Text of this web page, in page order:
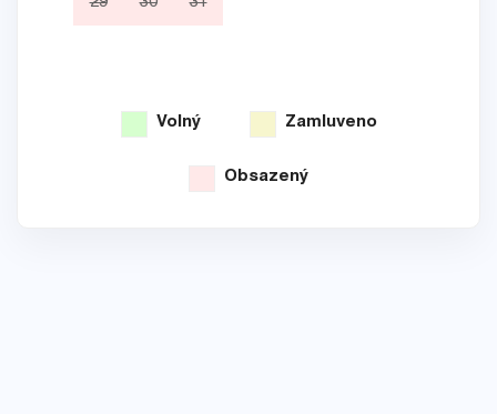
Volný Zamluveno
Obsazený